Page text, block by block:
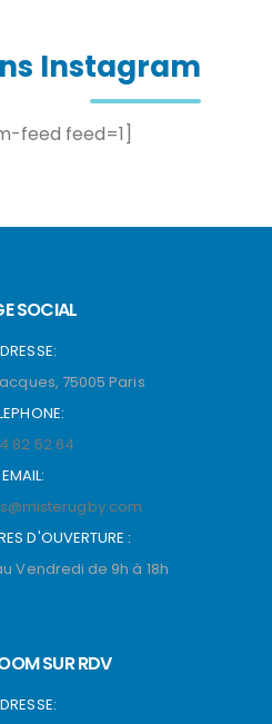
Instagram
feed feed=1]
SOCIAL
75005 Paris
82 52 64
EMAIL:
D'OUVERTURE :
Vendredi de 9h à 18h
SUR RDV